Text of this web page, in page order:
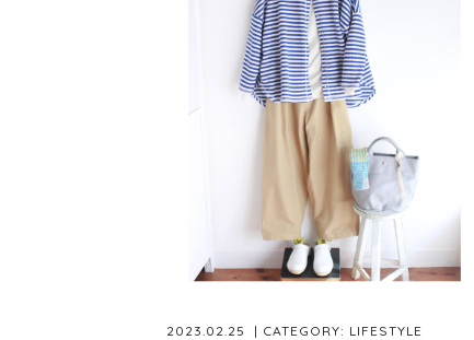
2023.02.25 | CATEGORY: LIFESTYLE